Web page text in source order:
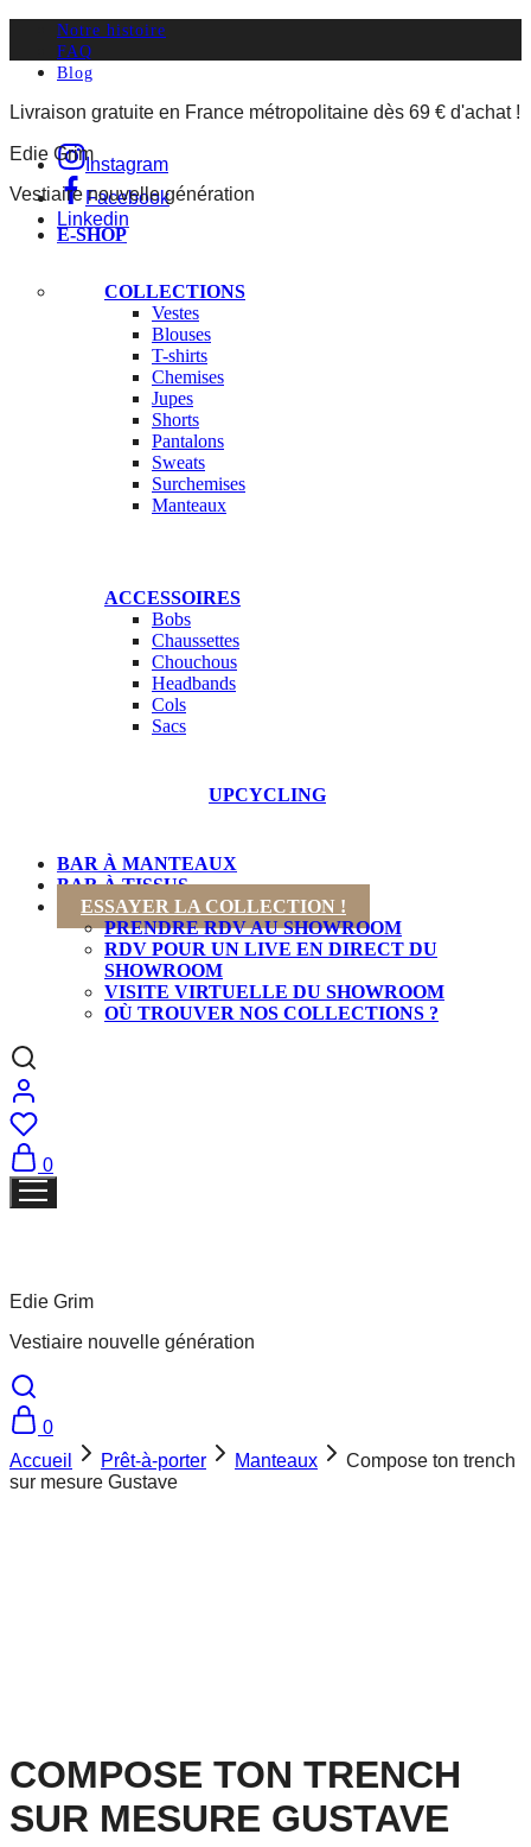
Notre histoire
FAQ
Blog
Livraison gratuite en France métropolitaine dès 69 € d'achat !
Instagram
Facebook
Linkedin
Edie Grim
Vestiaire nouvelle génération
E-SHOP
COLLECTIONS
Vestes
Blouses
T-shirts
Chemises
Jupes
Shorts
Pantalons
Sweats
Surchemises
Manteaux
ACCESSOIRES
Bobs
Chaussettes
Chouchous
Headbands
Cols
Sacs
UPCYCLING
BAR À MANTEAUX
BAR À TISSUS
ESSAYER LA COLLECTION !
PRENDRE RDV AU SHOWROOM
RDV POUR UN LIVE EN DIRECT DU
SHOWROOM
VISITE VIRTUELLE DU SHOWROOM
OÙ TROUVER NOS COLLECTIONS ?
0
Edie Grim
Vestiaire nouvelle génération
0
Accueil
Prêt-à-porter Manteaux
Compose ton trench
sur mesure Gustave
COMPOSE TON TRENCH
SUR MESURE GUSTAVE